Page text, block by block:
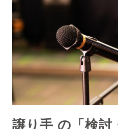
譲り手 の「検討